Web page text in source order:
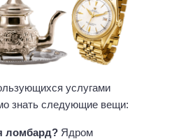
услугами
знать следующие вещи:
ломбард? Ядром